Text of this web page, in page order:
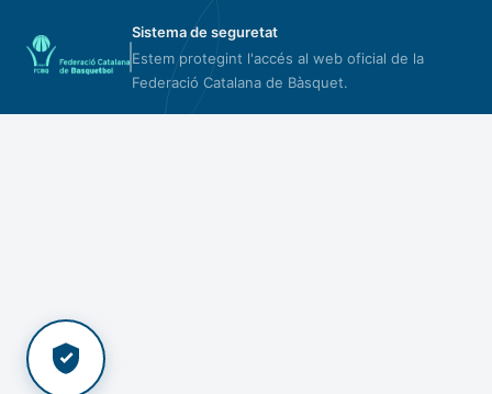
Sistema de seguretat
Estem protegint l'accés al web oficial de la
Federació Catalana de Bàsquet.